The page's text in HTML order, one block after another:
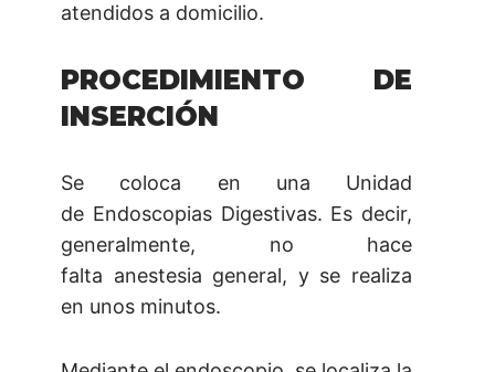
atendidos a domicilio.
PROCEDIMIENTO DE
INSERCIÓN
Se coloca en una Unidad
de Endoscopias Digestivas. Es decir,
generalmente, no hace
falta anestesia general, y se realiza
en unos minutos.